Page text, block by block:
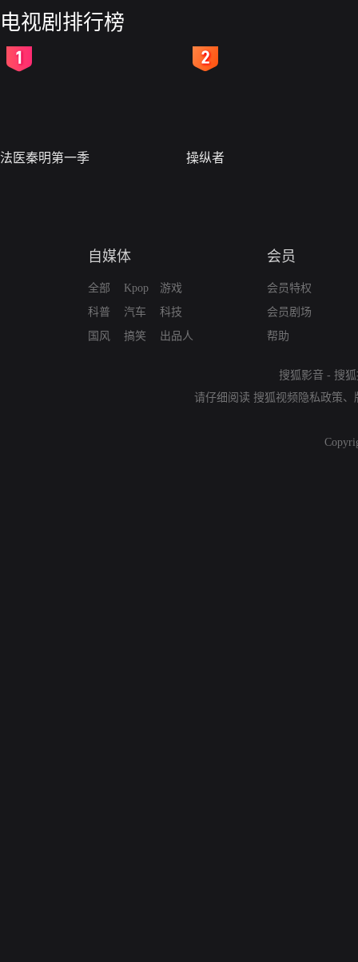
电视剧排行榜
法医秦明第一季 操纵者
自媒体
全部
科普
国风
Kpop
汽车
搞笑
游戏
科技
出品人
会员
会员特权
会员剧场
帮助
搜狐影音 - 搜
请仔细阅读 搜狐视频隐私政策、